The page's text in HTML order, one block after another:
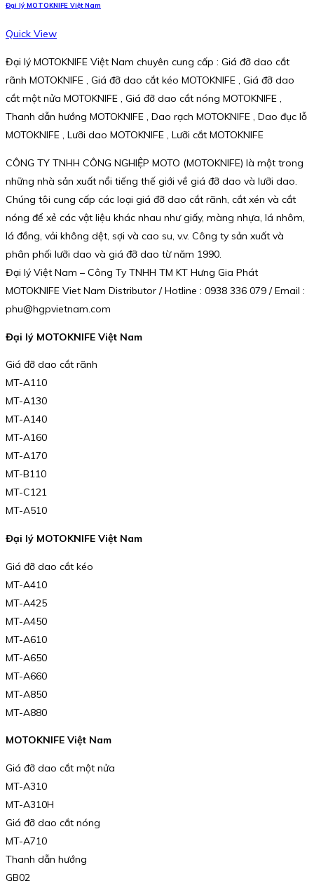
Đại lý MOTOKNIFE Việt Nam
Quick View
Đại lý MOTOKNIFE Việt Nam chuyên cung cấp : Giá đỡ dao cắt
rãnh MOTOKNIFE , Giá đỡ dao cắt kéo MOTOKNIFE , Giá đỡ dao
cắt một nửa MOTOKNIFE , Giá đỡ dao cắt nóng MOTOKNIFE ,
Thanh dẫn hướng MOTOKNIFE , Dao rạch MOTOKNIFE , Dao đục lỗ
MOTOKNIFE , Lưỡi dao MOTOKNIFE , Lưỡi cắt MOTOKNIFE
CÔNG TY TNHH CÔNG NGHIỆP MOTO (MOTOKNIFE) là một trong
những nhà sản xuất nổi tiếng thế giới về giá đỡ dao và lưỡi dao.
Chúng tôi cung cấp các loại giá đỡ dao cắt rãnh, cắt xén và cắt
nóng để xẻ các vật liệu khác nhau như giấy, màng nhựa, lá nhôm,
lá đồng, vải không dệt, sợi và cao su, v.v. Công ty sản xuất và
phân phối lưỡi dao và giá đỡ dao từ năm 1990.
Đại lý Việt Nam – Công Ty TNHH TM KT Hưng Gia Phát
MOTOKNIFE Viet Nam Distributor / Hotline : 0938 336 079 / Email :
phu@hgpvietnam.com
Đại lý MOTOKNIFE Việt Nam
Giá đỡ dao cắt rãnh
MT-A110
MT-A130
MT-A140
MT-A160
MT-A170
MT-B110
MT-C121
MT-A510
Đại lý MOTOKNIFE Việt Nam
Giá đỡ dao cắt kéo
MT-A410
MT-A425
MT-A450
MT-A610
MT-A650
MT-A660
MT-A850
MT-A880
MOTOKNIFE Việt Nam
Giá đỡ dao cắt một nửa
MT-A310
MT-A310H
Giá đỡ dao cắt nóng
MT-A710
Thanh dẫn hướng
GB02